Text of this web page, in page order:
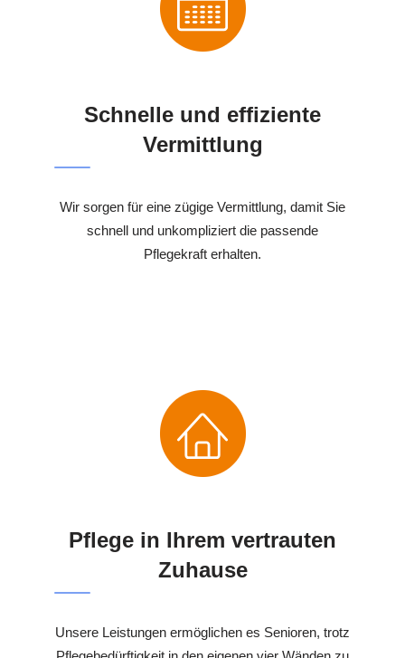
Schnelle und effiziente
Vermittlung
Wir sorgen für eine zügige Vermittlung, damit Sie
schnell und unkompliziert die passende
Pflegekraft erhalten.
Pflege in Ihrem vertrauten
Zuhause
Unsere Leistungen ermöglichen es Senioren, trotz